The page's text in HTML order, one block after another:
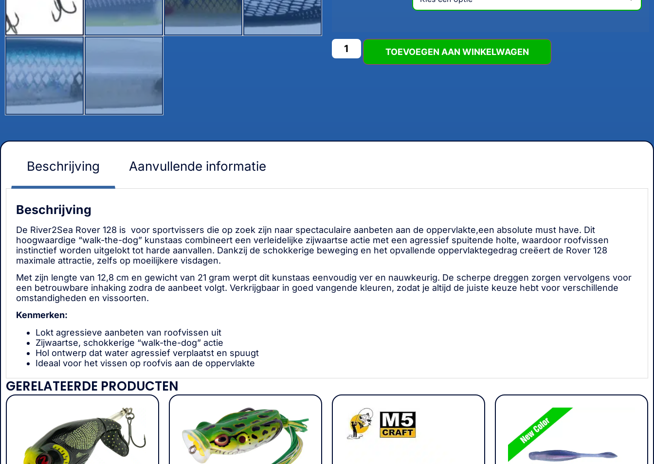
TOEVOEGEN AAN WINKELWAGEN
Beschrijving Aanvullende informatie
Beschrijving
De River2Sea Rover 128 is voor sportvissers die op zoek zijn naar spectaculaire aanbeten aan de oppervlakte,een absolute must have. Dit
hoogwaardige “walk-the-dog” kunstaas combineert een verleidelijke zijwaartse actie met een agressief spuitende holte, waardoor roofvissen
instinctief worden uitgelokt tot harde aanvallen. Dankzij de schokkerige beweging en het opvallende oppervlaktegedrag creëert de Rover 128
maximale attractie, zelfs op moeilijkere visdagen.
Met zijn lengte van 12,8 cm en gewicht van 21 gram werpt dit kunstaas eenvoudig ver en nauwkeurig. De scherpe dreggen zorgen vervolgens voor
een betrouwbare inhaking zodra de aanbeet volgt. Verkrijgbaar in goed vangende kleuren, zodat je altijd de juiste keuze hebt voor verschillende
omstandigheden en vissoorten.
Kenmerken:
Lokt agressieve aanbeten van roofvissen uit
Zijwaartse, schokkerige “walk-the-dog” actie
Hol ontwerp dat water agressief verplaatst en spuugt
Ideaal voor het vissen op roofvis aan de oppervlakte
GERELATEERDE PRODUCTEN